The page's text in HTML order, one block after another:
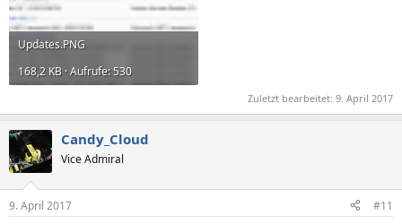
Updates.PNG
168,2 KB · Aufrufe: 530
Zuletzt bearbeitet: 9. April 2017
Candy_Cloud
Vice Admiral
9. April 2017 #11